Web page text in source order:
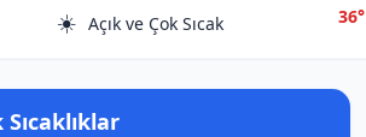
☀️ Açık ve Çok Sıcak 36°